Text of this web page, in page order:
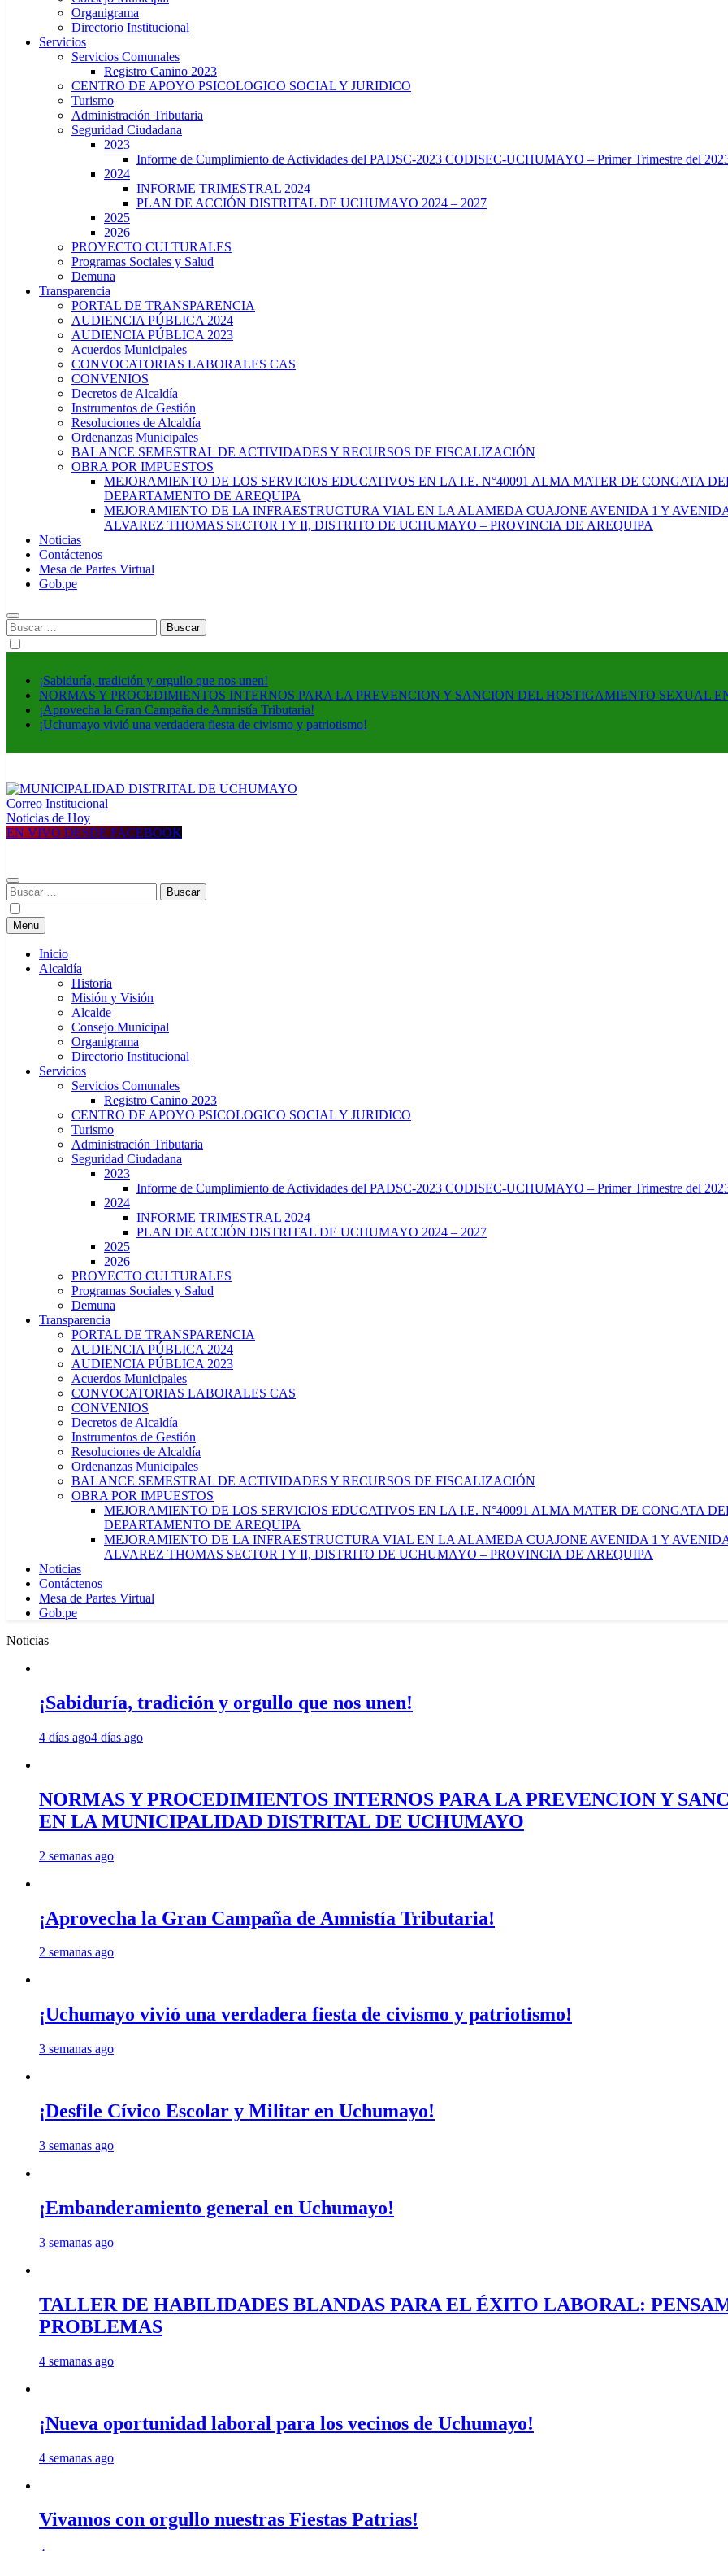
Organigrama
Directorio Institucional
Servicios
Servicios Comunales
Registro Canino 2023
CENTRO DE APOYO PSICOLOGICO SOCIAL Y JURIDICO
Turismo
Administración Tributaria
Seguridad Ciudadana
2023
Informe de Cumplimiento de Actividades del PADSC-2023 CODISEC-UCHUMAYO – Primer Trimestre del
2024
INFORME TRIMESTRAL 2024
PLAN DE ACCIÓN DISTRITAL DE UCHUMAYO 2024 – 2027
2025
2026
PROYECTO CULTURALES
Programas Sociales y Salud
Demuna
Transparencia
PORTAL DE TRANSPARENCIA
AUDIENCIA PÚBLICA 2024
AUDIENCIA PÚBLICA 2023
Acuerdos Municipales
CONVOCATORIAS LABORALES CAS
CONVENIOS
Decretos de Alcaldía
Instrumentos de Gestión
Resoluciones de Alcaldía
Ordenanzas Municipales
BALANCE SEMESTRAL DE ACTIVIDADES Y RECURSOS DE FISCALIZACIÓN
OBRA POR IMPUESTOS
MEJORAMIENTO DE LOS SERVICIOS EDUCATIVOS EN LA I.E. N°40091 ALMA MATER DE CONGATA
DEPARTAMENTO DE AREQUIPA
MEJORAMIENTO DE LA INFRAESTRUCTURA VIAL EN LA ALAMEDA CUAJONE AVENIDA 1 Y
ALVAREZ THOMAS SECTOR I Y II, DISTRITO DE UCHUMAYO – PROVINCIA DE AREQUIPA
Noticias
Contáctenos
Mesa de Partes Virtual
Gob.pe
Buscar:
¡Sabiduría, tradición y orgullo que nos unen!
NORMAS Y PROCEDIMIENTOS INTERNOS PARA LA PREVENCION Y SANCION DEL HOSTIGAMIENTO SEXUAL
¡Aprovecha la Gran Campaña de Amnistía Tributaria!
¡Uchumayo vivió una verdadera fiesta de civismo y patriotismo!
MUNICIPALIDAD DISTRITAL DE UCHUMAYO
Construyendo una nueva Historia
Correo Institucional
Noticias de Hoy
EN VIVO DESDE FACEBOOK
Buscar:
Menu
Inicio
Alcaldía
Historia
Misión y Visión
Alcalde
Consejo Municipal
Organigrama
Directorio Institucional
Servicios
Servicios Comunales
Registro Canino 2023
CENTRO DE APOYO PSICOLOGICO SOCIAL Y JURIDICO
Turismo
Administración Tributaria
Seguridad Ciudadana
2023
Informe de Cumplimiento de Actividades del PADSC-2023 CODISEC-UCHUMAYO – Primer Trimestre del
2024
INFORME TRIMESTRAL 2024
PLAN DE ACCIÓN DISTRITAL DE UCHUMAYO 2024 – 2027
2025
2026
PROYECTO CULTURALES
Programas Sociales y Salud
Demuna
Transparencia
PORTAL DE TRANSPARENCIA
AUDIENCIA PÚBLICA 2024
AUDIENCIA PÚBLICA 2023
Acuerdos Municipales
CONVOCATORIAS LABORALES CAS
CONVENIOS
Decretos de Alcaldía
Instrumentos de Gestión
Resoluciones de Alcaldía
Ordenanzas Municipales
BALANCE SEMESTRAL DE ACTIVIDADES Y RECURSOS DE FISCALIZACIÓN
OBRA POR IMPUESTOS
MEJORAMIENTO DE LOS SERVICIOS EDUCATIVOS EN LA I.E. N°40091 ALMA MATER DE CONGATA
DEPARTAMENTO DE AREQUIPA
MEJORAMIENTO DE LA INFRAESTRUCTURA VIAL EN LA ALAMEDA CUAJONE AVENIDA 1 Y
ALVAREZ THOMAS SECTOR I Y II, DISTRITO DE UCHUMAYO – PROVINCIA DE AREQUIPA
Noticias
Contáctenos
Mesa de Partes Virtual
Gob.pe
Noticias
¡Sabiduría, tradición y orgullo que nos unen!
4 días ago4 días ago
NORMAS Y PROCEDIMIENTOS INTERNOS PARA LA PREVENCION Y
EN LA MUNICIPALIDAD DISTRITAL DE UCHUMAYO
2 semanas ago
¡Aprovecha la Gran Campaña de Amnistía Tributaria!
2 semanas ago
¡Uchumayo vivió una verdadera fiesta de civismo y patriotismo!
3 semanas ago
¡Desfile Cívico Escolar y Militar en Uchumayo!
3 semanas ago
¡Embanderamiento general en Uchumayo!
3 semanas ago
TALLER DE HABILIDADES BLANDAS PARA EL ÉXITO LABORAL:
PROBLEMAS
4 semanas ago
¡Nueva oportunidad laboral para los vecinos de Uchumayo!
4 semanas ago
Vivamos con orgullo nuestras Fiestas Patrias!